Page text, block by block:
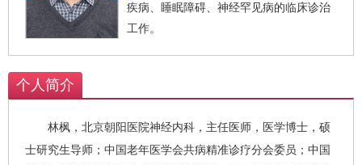
疾病、睡眠障碍、神经罕见病的临床诊治
工作。
个人简介
林枫，北京朝阳医院神经内科，主任医师，医学博士，硕
士研究生导师；中国老年医学会共病精准诊疗分会委员；中国